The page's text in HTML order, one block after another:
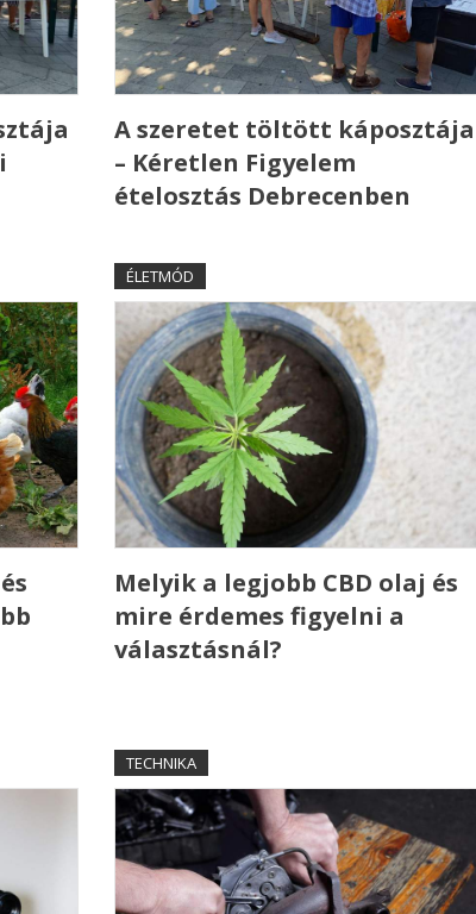
A szeretet töltött káposztája
– Kéretlen Figyelem
ételosztás Debrecenben
ÉLETMÓD
Melyik a legjobb CBD olaj és
mire érdemes figyelni a
választásnál?
TECHNIKA